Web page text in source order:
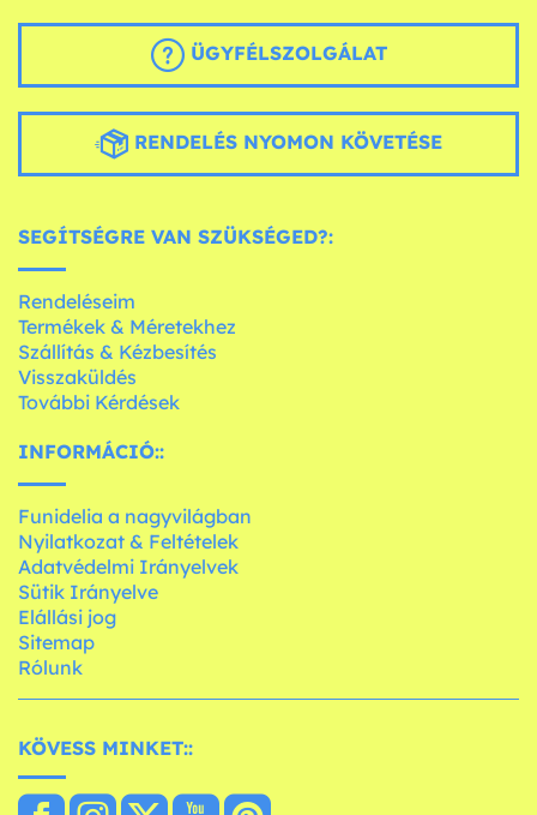
ÜGYFÉLSZOLGÁLAT
RENDELÉS NYOMON KÖVETÉSE
SEGÍTSÉGRE VAN SZÜKSÉGED?:
Rendeléseim
Termékek & Méretekhez
Szállítás & Kézbesítés
Visszaküldés
További Kérdések
INFORMÁCIÓ::
Funidelia a nagyvilágban
Nyilatkozat & Feltételek
Adatvédelmi Irányelvek
Sütik Irányelve
Elállási jog
Sitemap
Rólunk
KÖVESS MINKET::